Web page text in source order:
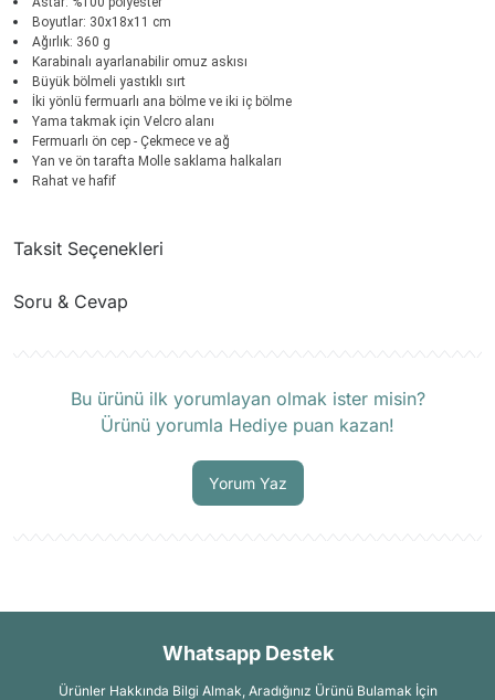
Boyutlar: 30x18x11 cm
Ağırlık: 360 g
Karabinalı ayarlanabilir omuz askısı
Büyük bölmeli yastıklı sırt
İki yönlü fermuarlı ana bölme ve iki iç bölme
Yama takmak için Velcro alanı
Fermuarlı ön cep - Çekmece ve ağ
Yan ve ön tarafta Molle saklama halkaları
Rahat ve hafif
Taksit Seçenekleri
Soru & Cevap
Bu ürünü ilk yorumlayan olmak ister misin?
Ürünü yorumla Hediye puan kazan!
Yorum Yaz
Whatsapp Destek
Ürünler Hakkında Bilgi Almak, Aradığınız Ürünü Bulamak İçin